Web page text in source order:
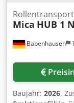
Babenhausen
Mica HUB 1
Baujahr: 2026,